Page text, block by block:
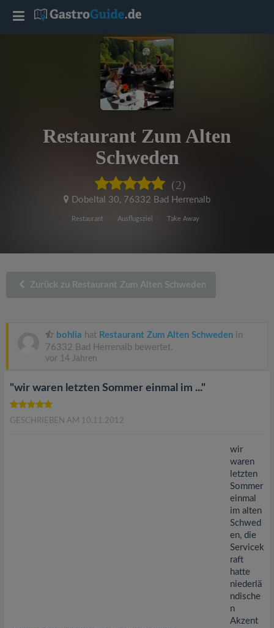
Restaurant Zum Alten
Schweden
(2)
Dobeltal 30, 76332 Bad Herrenalb
Restaurant Ausflugsziel Take Away
Zurück zu Restaurant Zum Alten Schweden
bohlia hat Restaurant Zum Alten Schweden in
76332 Bad Herrenalb bewertet.
vor 14 Jahren
"wir waren letzten Sommer einmal im ..."
GESCHRIEBEN AM 10.11.2012
wir
waren
letzten
Sommer
einmal
im alten
Schwed
en, die
Servicek
raft
hatte
niederlä
ndische
n
Akzent
T
t